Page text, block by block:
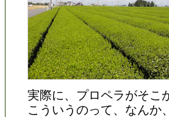
実際に、プロペラがそこ
こういうのって、なんか